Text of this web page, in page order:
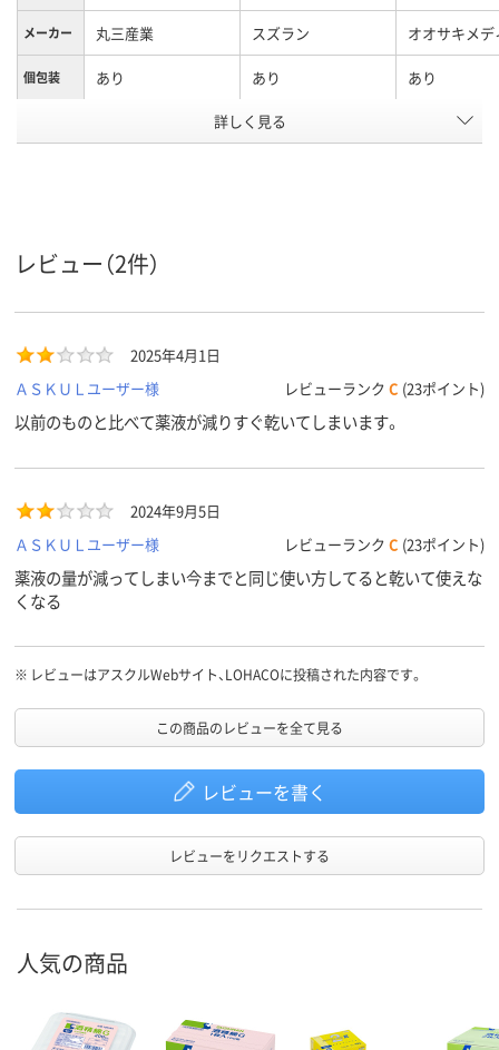
メーカー 丸三産業 スズラン オオサキメ
個包装 あり あり あり
15
詳しく見る
レビュー（2件）
2025年4月1日
ＡＳＫＵＬユーザー様
レビューランク C (23ポイント)
以前のものと比べて薬液が減りすぐ乾いてしまいます。
2024年9月5日
ＡＳＫＵＬユーザー様
レビューランク C (23ポイント)
薬液の量が減ってしまい今までと同じ使い方してると乾いて使えな
くなる
※ レビューはアスクルWebサイト、LOHACOに投稿された内容です。
この商品のレビューを全て見る
レビューを書く
レビューをリクエストする
人気の商品